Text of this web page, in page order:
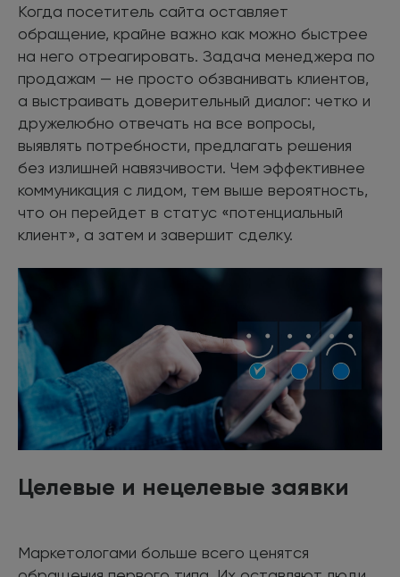
Когда посетитель сайта оставляет
обращение, крайне важно как можно быстрее
на него отреагировать. Задача менеджера по
продажам — не просто обзванивать клиентов,
а выстраивать доверительный диалог: четко и
дружелюбно отвечать на все вопросы,
выявлять потребности, предлагать решения
без излишней навязчивости. Чем эффективнее
коммуникация с лидом, тем выше вероятность,
что он перейдет в статус «потенциальный
клиент», а затем и завершит сделку.
Целевые и нецелевые заявки
Маркетологами больше всего ценятся